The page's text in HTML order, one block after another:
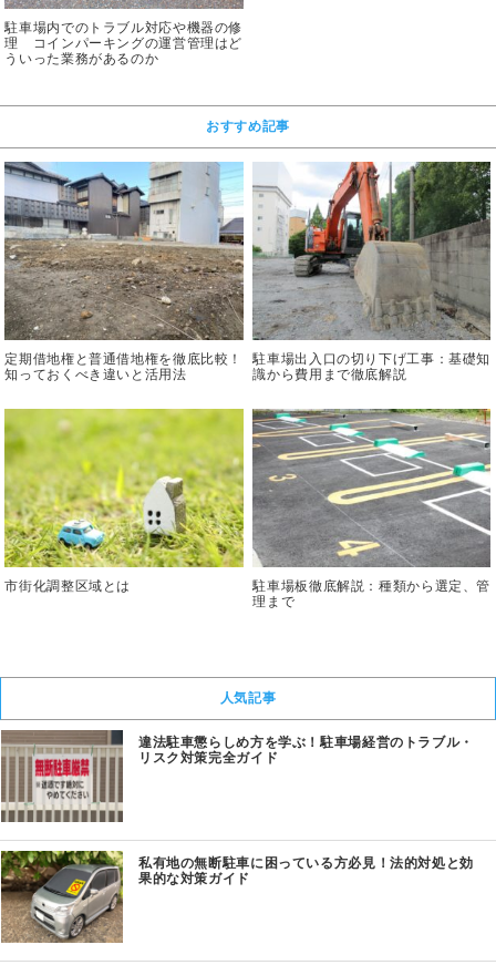
駐車場内でのトラブル対応や機器の修
理 コインパーキングの運営管理はど
ういった業務があるのか
おすすめ記事
定期借地権と普通借地権を徹底比較！
知っておくべき違いと活用法
駐車場出入口の切り下げ工事：基礎知
識から費用まで徹底解説
市街化調整区域とは
駐車場板徹底解説：種類から選定、管
理まで
人気記事
違法駐車懲らしめ方を学ぶ！駐車場経営のトラブル・
リスク対策完全ガイド
私有地の無断駐車に困っている方必見！法的対処と効
果的な対策ガイド